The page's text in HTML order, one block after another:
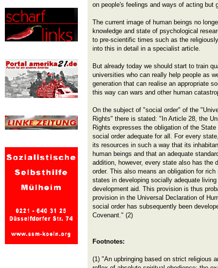
on people's feelings and ways of acting but
The current image of human beings no
knowledge and state of psychological
to pre-scientific times such as the
into this in detail in a specialist article.
But already today we should start to train
universities who can really help people as
generation that can realise an appropriate
this way can wars and other human
On the subject of "social order" of the
Rights" there is stated: "In Article 28, the
Rights expresses the obligation of the
social order adequate for all. For every
its resources in such a way that its
human beings and that an adequate
addition, however, every state also has the
order. This also means an obligation for
states in developing socially adequate
development aid. This provision is thus
provision in the Universal Declaration of
social order has subsequently been
Covenant." (2)
Footnotes:
(1) "An upbringing based on strict religious